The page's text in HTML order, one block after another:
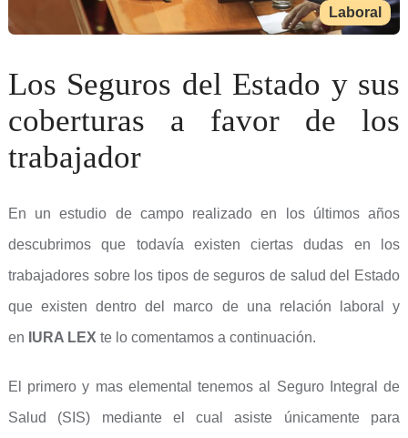
Laboral
Los Seguros del Estado y sus
coberturas a favor de los
trabajador
En un estudio de campo realizado en los últimos años
descubrimos que todavía existen ciertas dudas en los
trabajadores sobre los tipos de seguros de salud del Estado
que existen dentro del marco de una relación laboral y
en IURA LEX te lo comentamos a continuación.
El primero y mas elemental tenemos al Seguro Integral de
Salud (SIS) mediante el cual asiste únicamente para